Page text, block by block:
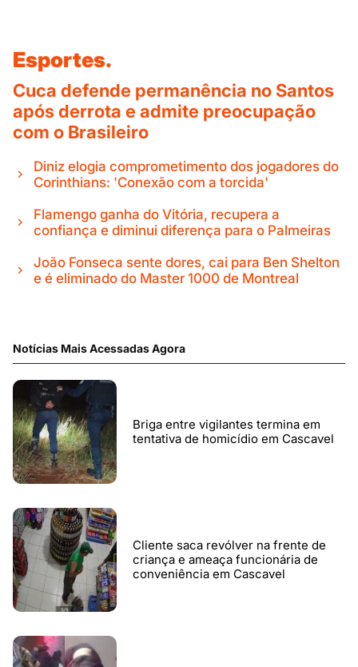
Esportes.
Cuca defende permanência no Santos
após derrota e admite preocupação
com o Brasileiro
Diniz elogia comprometimento dos jogadores do
Corinthians: 'Conexão com a torcida'
Flamengo ganha do Vitória, recupera a
confiança e diminui diferença para o Palmeiras
João Fonseca sente dores, cai para Ben Shelton
e é eliminado do Master 1000 de Montreal
Notícias Mais Acessadas Agora
Briga entre vigilantes termina em
tentativa de homicídio em Cascavel
Cliente saca revólver na frente de
criança e ameaça funcionária de
conveniência em Cascavel